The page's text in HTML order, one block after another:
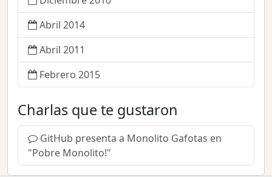
Abril 2014
Abril 2011
Febrero 2015
Charlas que te gustaron
GitHub presenta a Monolito Gafotas en
"Pobre Monolito!"